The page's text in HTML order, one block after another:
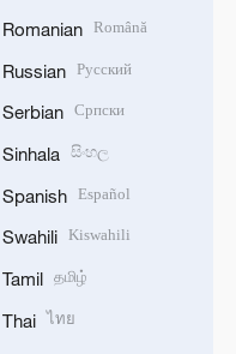
Romanian Română
Russian Русский
Serbian Српски
Sinhala සිංහල
Spanish Español
Swahili Kiswahili
Tamil தமிழ்
Thai ไทย